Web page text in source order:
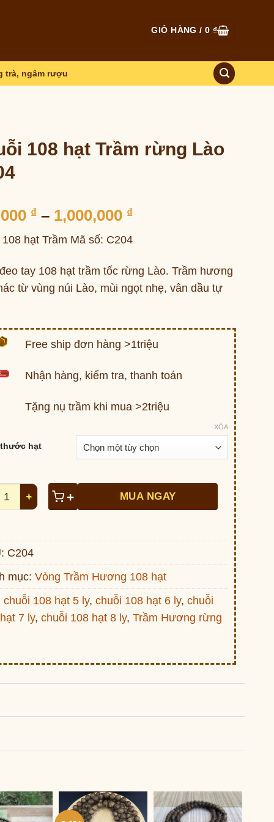
GIỎ HÀNG /0 ₫
trà, ngâm rượu
108 hạt Trầm rừng Lào
₫ – 1,000,000 ₫Khoảng
từ
500,000 ₫
đến
1,000,000 ₫
108 hạt Trầm Mã số: C204
tay 108 hạt trầm tốc rừng Lào. Trầm hương
từ vùng núi Lào, mùi ngọt nhẹ, vân dầu tự
Free ship đơn hàng >1triệu
Nhận hàng, kiểm tra, thanh toán
Tặng nụ trầm khi mua >2triệu
hạt
XÓA
108 hạt Trầm rừng Lào C204 số lượng
+ MUA NGAY
C204
mục: Vòng Trầm Hương 108 hạt
chuỗi 108 hạt 5 ly, chuỗi 108 hạt 6 ly, chuỗi
7 ly, chuỗi 108 hạt 8 ly, Trầm Hương rừng